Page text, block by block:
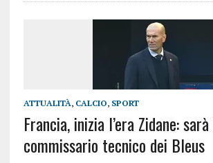
ATTUALITÀ, CALCIO, SPORT
Francia, inizia l’era Zidane:
commissario tecnico dei Bleus